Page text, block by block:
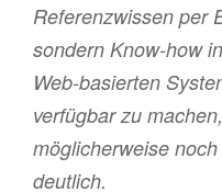
Referenzwissen per
sondern Know-how
Web-basierten
verfügbar zu
möglicherweise
deutlich.